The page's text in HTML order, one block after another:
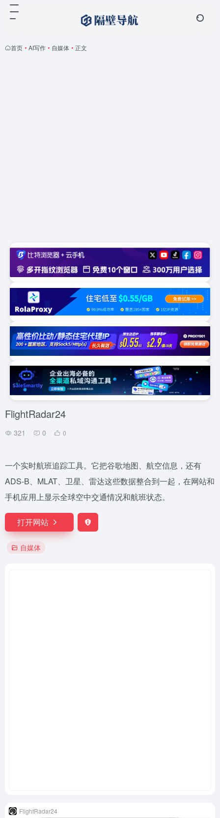
首页 • AI写作 • 自媒体 • 正文
FlightRadar24
321 0 0
一个实时航班追踪工具。它把谷歌地图、航空信息，还有
ADS-B、MLAT、卫星、雷达这些数据整合到一起，在网站和
手机应用上显示全球空中交通情况和航班状态。
打开网站
自媒体
FlightRadar24